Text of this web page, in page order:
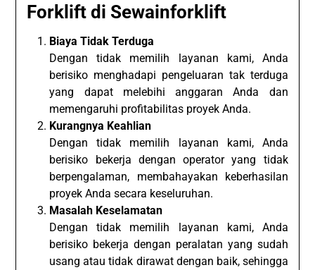
Forklift di Sewainforklift
Biaya Tidak Terduga
Dengan tidak memilih layanan kami, Anda
berisiko menghadapi pengeluaran tak terduga
yang dapat melebihi anggaran Anda dan
memengaruhi profitabilitas proyek Anda.
Kurangnya Keahlian
Dengan tidak memilih layanan kami, Anda
berisiko bekerja dengan operator yang tidak
berpengalaman, membahayakan keberhasilan
proyek Anda secara keseluruhan.
Masalah Keselamatan
Dengan tidak memilih layanan kami, Anda
berisiko bekerja dengan peralatan yang sudah
usang atau tidak dirawat dengan baik, sehingga